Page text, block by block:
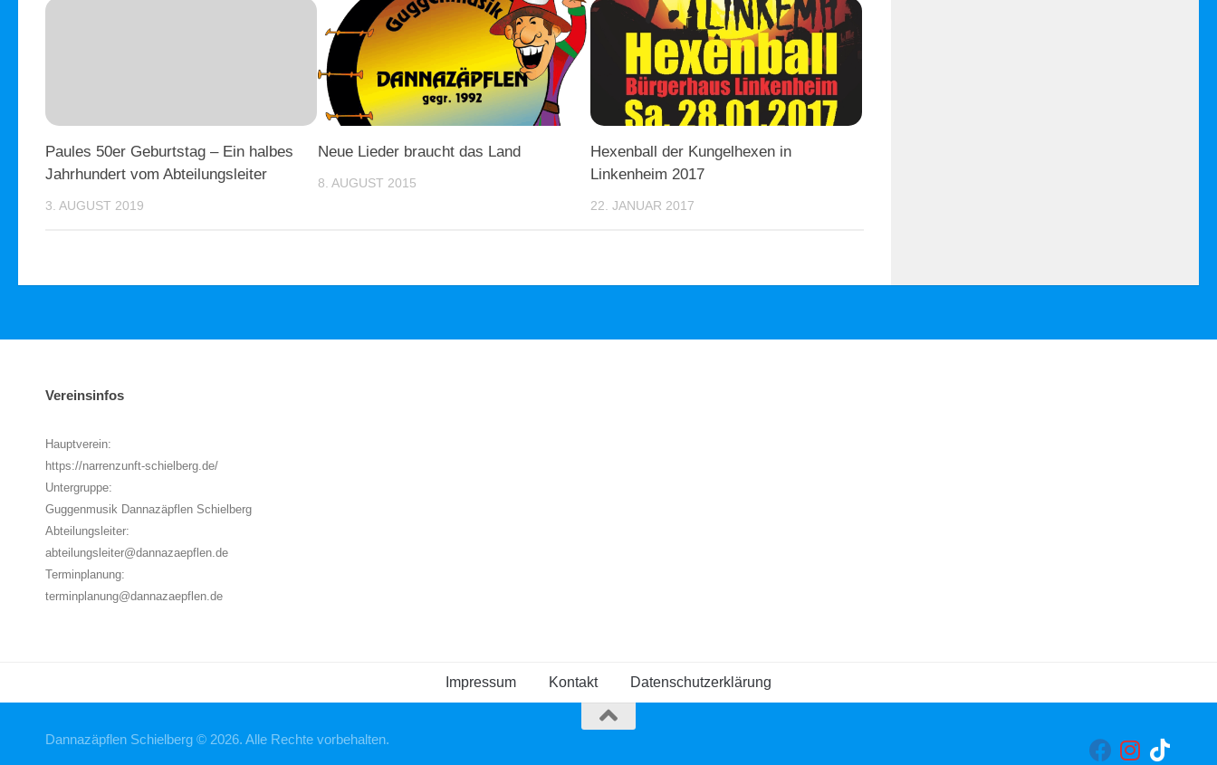
Paules 50er Geburtstag – Ein halbes
Jahrhundert vom Abteilungsleiter
3. AUGUST 2019
Neue Lieder braucht das Land
8. AUGUST 2015
Hexenball der Kungelhexen in
Linkenheim 2017
22. JANUAR 2017
Vereinsinfos
Hauptverein:
https://narrenzunft-schielberg.de/
Untergruppe:
Guggenmusik Dannazäpflen Schielberg
Abteilungsleiter:
abteilungsleiter@dannazaepflen.de
Terminplanung:
terminplanung@dannazaepflen.de
Impressum Kontakt Datenschutzerklärung
Dannazäpflen Schielberg © 2026. Alle Rechte vorbehalten.